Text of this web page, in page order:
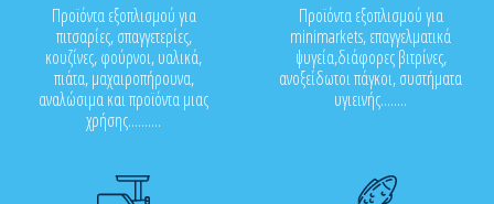
Προϊόντα εξοπλισμού για
πιτσαρίες, σπαγγετερίες,
κουζίνες, φούρνοι, υαλικά,
πιάτα, μαχαιροπήρουνα,
αναλώσιμα και προϊόντα μιας
χρήσης..........
Προϊόντα εξοπλισμού για
minimarkets, επαγγελματικά
ψυγεία,διάφορες βιτρίνες,
ανοξείδωτοι πάγκοι, συστήματα
υγιεινής........